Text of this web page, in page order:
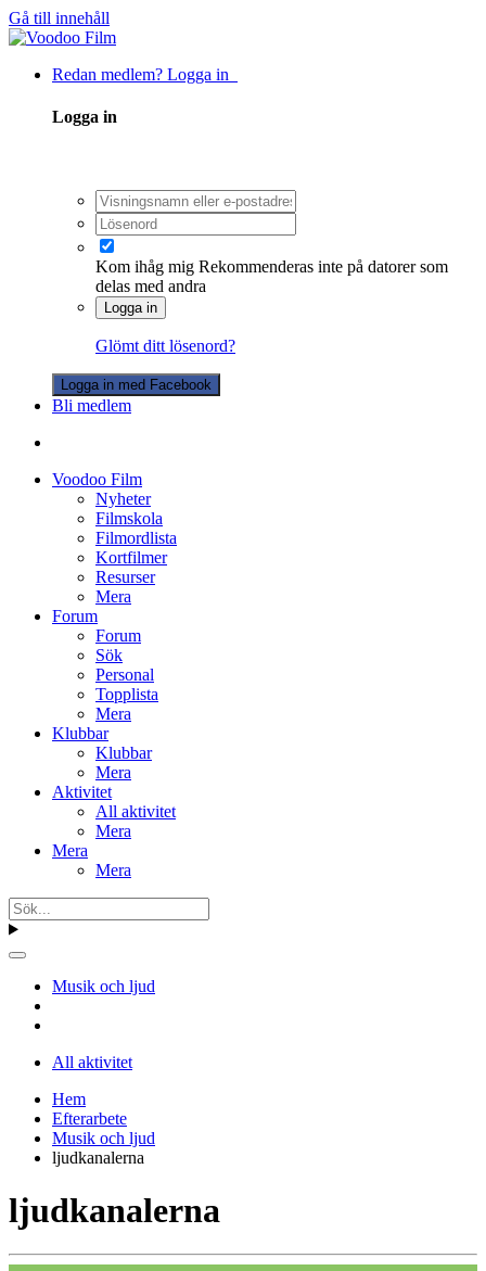
Gå till innehåll
Redan medlem? Logga in
Logga in
Kom ihåg mig Rekommenderas inte på datorer som
delas med andra
Logga in
Glömt ditt lösenord?
Logga in med Facebook
Bli medlem
Voodoo Film
Nyheter
Filmskola
Filmordlista
Kortfilmer
Resurser
Mera
Forum
Forum
Sök
Personal
Topplista
Mera
Klubbar
Klubbar
Mera
Aktivitet
All aktivitet
Mera
Mera
Mera
Musik och ljud
All aktivitet
Hem
Efterarbete
Musik och ljud
ljudkanalerna
ljudkanalerna